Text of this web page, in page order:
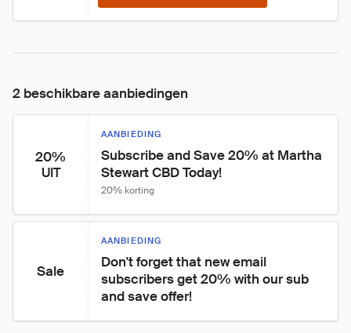
2 beschikbare aanbiedingen
20%
UIT
AANBIEDING
Subscribe and Save 20% at Martha
Stewart CBD Today!
20% korting
Sale
AANBIEDING
Don't forget that new email
subscribers get 20% with our sub
and save offer!